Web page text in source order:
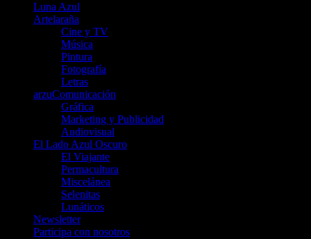
Luna Azul
Artelaraña
Cine y TV
Música
Pintura
Fotografía
Letras
arzuComunicación
Gráfica
Marketing y Publicidad
Audiovisual
El Lado Azul Oscuro
El Viajante
Permacultura
Miscelánea
Selenitas
Lunáticos
Newsletter
Participa con nosotros